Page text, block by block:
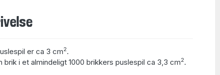
er ca 3 cm2.
brik i et almindeligt 1000 brikkers puslespil ca 3,3 cm2.